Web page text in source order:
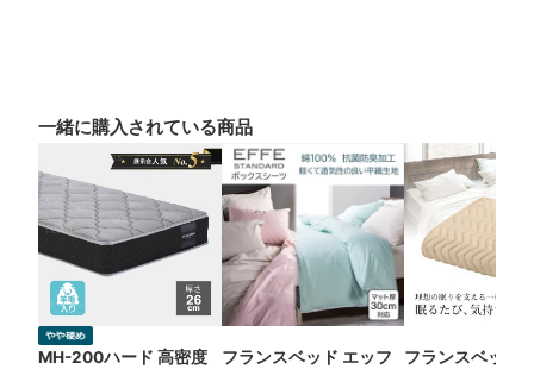
一緒に購入されている商品
MH-200ハード 高密度
フランスベッド エッフ
フランスベッド